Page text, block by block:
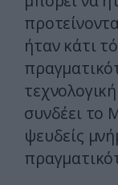
ήταν κάτι
συνδέει το
ψευδείς